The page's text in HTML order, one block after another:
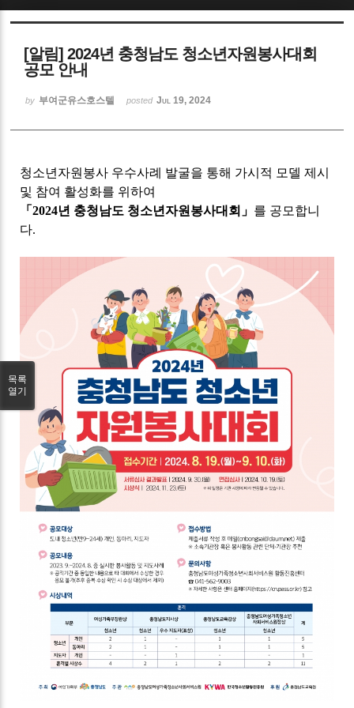
[알림] 2024년 충청남도 청소년자원봉사대회
공모 안내
by 부여군유스호스텔 posted Jul 19, 2024
청소년자원봉사 우수사례 발굴을 통해 가시적 모델 제시
및 참여 활성화를 위하여
「2024년 충청남도 청소년자원봉사대회 」 를 공모합니
다.
목록
열기
Sketchbook5, 스케치북5
Sketchbook5, 스케치북5